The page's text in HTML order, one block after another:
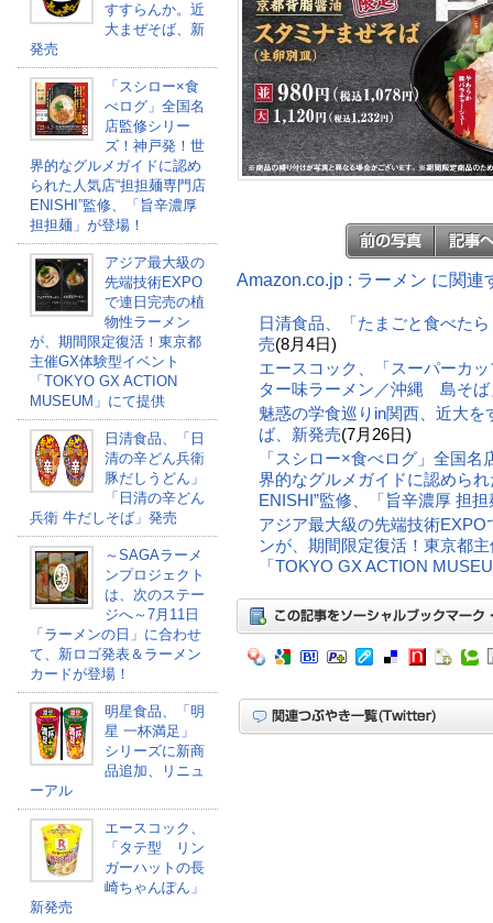
すすらんか。近
大まぜそば、新
発売
「スシロー×食
べログ」全国名
店監修シリー
ズ！神戸発！世
界的なグルメガイドに認め
られた人気店“担担麺専門店
ENISHI”監修、「旨辛濃厚
担担麺」が登場！
アジア最大級の
先端技術EXPO
で連日完売の植
物性ラーメン
が、期間限定復活！東京都
主催GX体験型イベント
「TOKYO GX ACTION
MUSEUM」にて提供
日清食品、「日
清の辛どん兵衛
豚だしうどん」
「日清の辛どん
兵衛 牛だしそば」発売
～SAGAラーメ
ンプロジェクト
は、次のステー
ジへ～7月11日
「ラーメンの日」に合わせ
て、新ロゴ発表＆ラーメン
カードが登場！
明星食品、「明
星 一杯満足」
シリーズに新商
品追加、リニュ
ーアル
エースコック、
「タテ型 リン
ガーハットの長
崎ちゃんぽん」
新発売
Amazon.co.jp : ラーメン に関連
日清食品、「たまごと食べた
売(8月4日)
エースコック、「スーパーカ
ター味ラーメン／沖縄 島そば
魅惑の学食巡りin関西、近大を
ば、新発売(7月26日)
「スシロー×食べログ」全国
界的なグルメガイドに認めら
ENISHI”監修、「旨辛濃厚 担
アジア最大級の先端技術
ンが、期間限定復活！東京都
「TOKYO GX ACTION